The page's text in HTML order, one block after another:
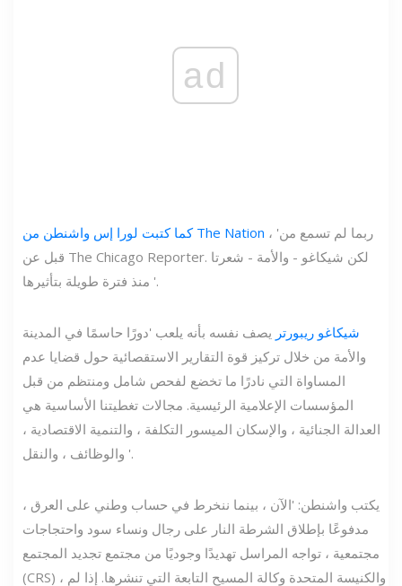
ad
كما كتبت لورا إس واشنطن من The Nation ، 'ربما لم تسمع من
قبل عن The Chicago Reporter. لكن شيكاغو - والأمة - شعرتا
منذ فترة طويلة بتأثيرها '.
شيكاغو ريبورتر يصف نفسه بأنه يلعب 'دورًا حاسمًا في المدينة
والأمة من خلال تركيز قوة التقارير الاستقصائية حول قضايا عدم
المساواة التي نادرًا ما تخضع لفحص شامل ومنتظم من قبل
المؤسسات الإعلامية الرئيسية. مجالات تغطيتنا الأساسية هي
العدالة الجنائية ، والإسكان الميسور التكلفة ، والتنمية الاقتصادية ،
والوظائف ، والنقل '.
يكتب واشنطن: 'الآن ، بينما ننخرط في حساب وطني على العرق ،
مدفوعًا بإطلاق الشرطة النار على رجال ونساء سود واحتجاجات
مجتمعية ، تواجه المراسل تهديدًا وجوديًا من مجتمع تجديد المجتمع
(CRS) ، والكنيسة المتحدة وكالة المسيح التابعة التي تنشرها. إذا لم